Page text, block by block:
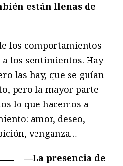
están llenas de
los comportamientos
los sentimientos. Hay
las hay, que se guían
pero la mayor parte
lo que hacemos a
amor, deseo,
venganza…
—La presencia de